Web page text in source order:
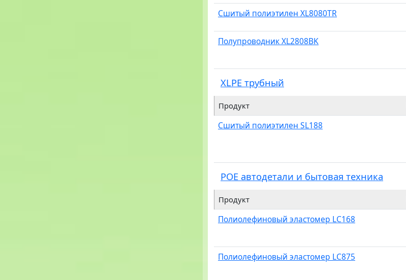
Сшитый полиэтилен XL8080TR
Полупроводник XL2808BK
XLPE трубный
Продукт
Сшитый полиэтилен SL188
POE автодетали и бытовая техника
Продукт
Полиолефиновый эластомер LC168
Полиолефиновый эластомер LC875